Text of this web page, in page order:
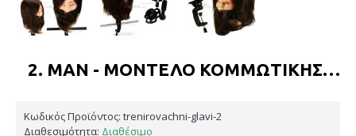
2. MAN - ΜΟΝΤΈΛΟ ΚΟΜΜΩΤΙΚΉΣ ΓΙΑ ΠΡΑΚΤΙΚΉ ΕΞΆΣ
Κωδικός Προϊόντος: trenirovachni-glavi-2
Διαθεσιμότητα: Διαθέσιμο